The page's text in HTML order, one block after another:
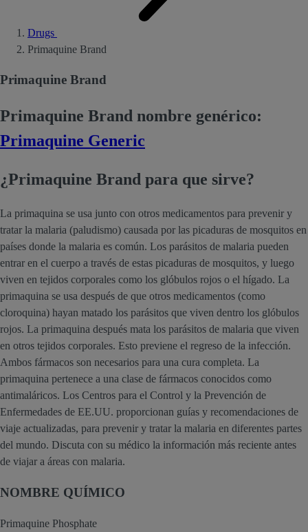
Drugs
Primaquine Brand
Primaquine Brand
Primaquine Brand nombre genérico:
Primaquine Generic
¿Primaquine Brand para que sirve?
La primaquina se usa junto con otros medicamentos para prevenir y
tratar la malaria (paludismo) causada por las picaduras de mosquitos en
países donde la malaria es común. Los parásitos de malaria pueden
entrar en el cuerpo a través de estas picaduras de mosquitos, y luego
viven en tejidos corporales como los glóbulos rojos o el hígado. La
primaquina se usa después de que otros medicamentos (como
cloroquina) hayan matado los parásitos que viven dentro los glóbulos
rojos. La primaquina después mata los parásitos de malaria que viven
en otros tejidos corporales. Esto previene el regreso de la infección.
Ambos fármacos son necesarios para una cura completa. La
primaquina pertenece a una clase de fármacos conocidos como
antimaláricos. Los Centros para el Control y la Prevención de
Enfermedades de EE.UU. proporcionan guías y recomendaciones de
viaje actualizadas, para prevenir y tratar la malaria en diferentes partes
del mundo. Discuta con su médico la información más reciente antes
de viajar a áreas con malaria.
NOMBRE QUÍMICO
Primaquine Phosphate